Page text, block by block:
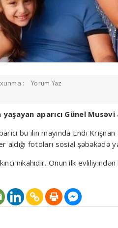
: Yorum Yaz
aparıcı Günel
bu ilin mayında Endi Krişnan
aldığı fotoları sosial şəbəkədə
nikahıdır. Onun ilk